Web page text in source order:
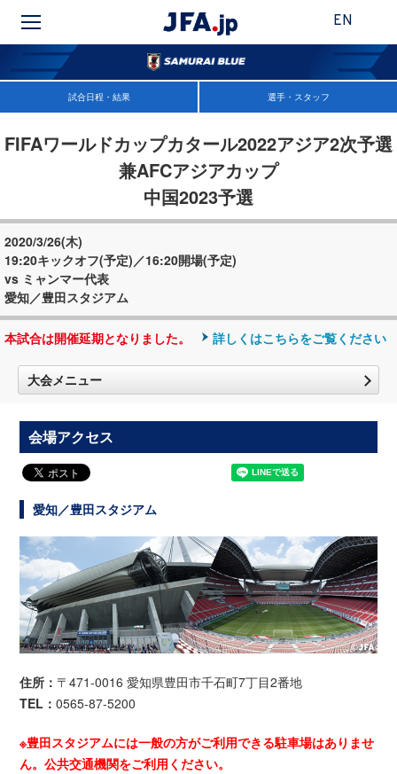
EN
試合日程・結果 選手・スタッフ
FIFAワールドカップカタール2022アジア2次予選
兼AFCアジアカップ
中国2023予選
2020/3/26(木)
19:20キックオフ(予定)／16:20開場(予定)
vs ミャンマー代表
愛知／豊田スタジアム
本試合は開催延期となりました。 詳しくはこちらをご覧ください
大会メニュー
会場アクセス
愛知／豊田スタジアム
住所： 〒471-0016 愛知県豊田市千石町7丁目2番地
TEL：0565-87-5200
※豊田スタジアムには一般の方がご利用できる駐車場はありませ
ん。公共交通機関をご利用ください。